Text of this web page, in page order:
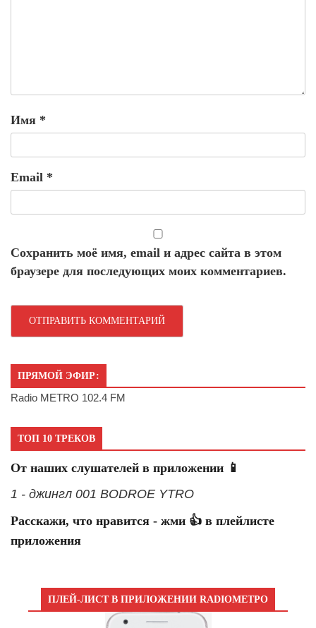
Имя *
Email *
Сохранить моё имя, email и адрес сайта в этом
браузере для последующих моих комментариев.
ПРЯМОЙ ЭФИР:
Radio METRO 102.4 FM
ТОП 10 ТРЕКОВ
От наших слушателей в приложении 📱
1 - джингл 001 BODROE YTRO
Расскажи, что нравится - жми 👍 в плейлисте
приложения
ПЛЕЙ-ЛИСТ В ПРИЛОЖЕНИИ RADIOМЕТРО